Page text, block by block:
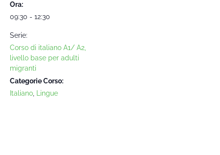
Ora:
09:30 - 12:30
Serie:
Corso di italiano A1/ A2,
livello base per adulti
migranti
Categorie Corso:
Italiano
Lingue